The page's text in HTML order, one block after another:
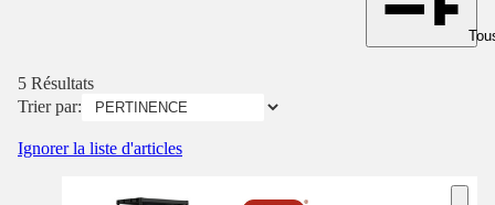
5 Résultats
Trier par:
Ignorer la liste d'articles